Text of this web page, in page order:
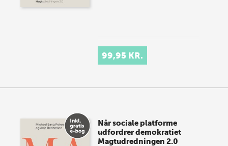
99,95 KR.
Når sociale platforme
udfordrer demokratiet
Magtudredningen 2.0